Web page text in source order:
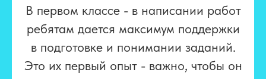
В первом классе - в написании работ
ребятам дается максимум поддержки
в подготовке и понимании заданий.
Это их первый опыт - важно, чтобы он